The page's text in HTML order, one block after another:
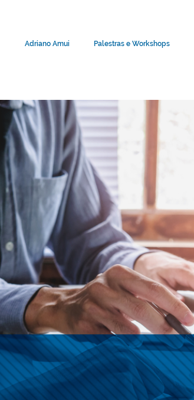
Adriano Amui Palestras e Workshops